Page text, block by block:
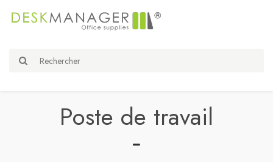
Poste de travail